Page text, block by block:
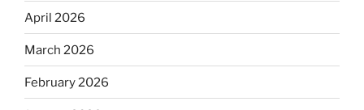
April 2026
March 2026
February 2026